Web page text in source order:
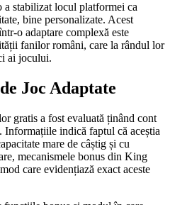
a stabilizat locul platformei ca
bine personalizate. Acest
o adaptare complexă este
fanilor români, care la rândul lor
ai jocului.
Joc Adaptate
gratis a fost evaluată ținând cont
Informațiile indică faptul că aceștia
mare de câștig și cu
mecanismele bonus din King
care evidențiază exact aceste